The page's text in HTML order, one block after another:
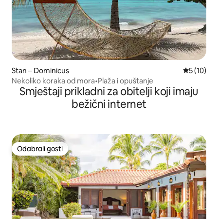
Stan – Dominicus Prosječna
5 (10)
Nekoliko koraka od mora•Plaža i opuštanje
Smještaji prikladni za obitelji koji imaju
bežični internet
Odabrali gosti
Odabrali gosti